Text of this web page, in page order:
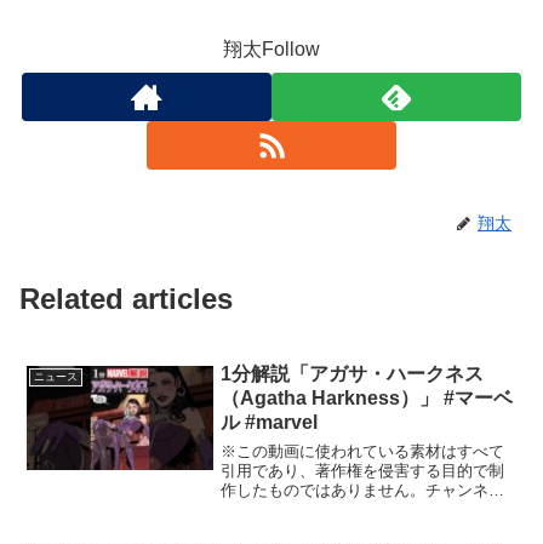
翔太Follow
翔太
Related articles
ニュース
1分解説「アガサ・ハークネス
（Agatha Harkness）」 #マーベ
ル #marvel
※この動画に使われている素材はすべて
引用であり、著作権を侵害する目的で制
作したものではありません。チャンネル